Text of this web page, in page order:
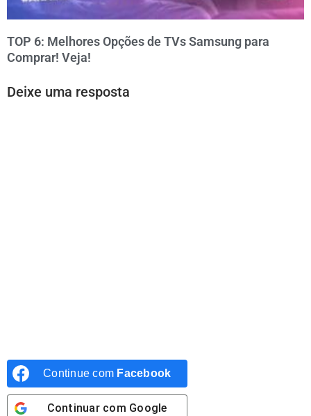
TOP 6: Melhores Opções de TVs Samsung para
Comprar! Veja!
Deixe uma resposta
Continue com Facebook
Continuar com Google